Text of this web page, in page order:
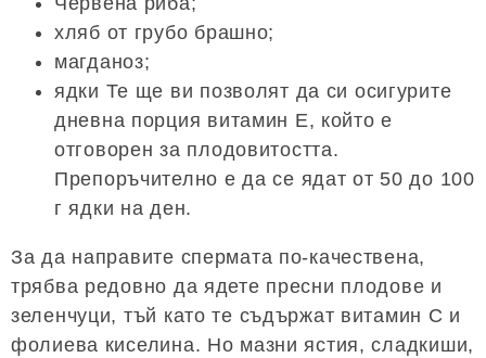
хляб от грубо брашно;
магданоз;
ядки Те ще ви позволят да си осигурите
дневна порция витамин Е, който е
отговорен за плодовитостта.
Препоръчително е да се ядат от 50 до 100
г ядки на ден.
За да направите спермата по-качествена,
трябва редовно да ядете пресни плодове и
зеленчуци, тъй като те съдържат витамин С и
фолиева киселина. Но мазни ястия, сладкиши,